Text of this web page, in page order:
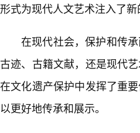
形式为现代人文艺术注入了
在现代社会，保护和传
古迹、古籍文献，还是现代
在文化遗产保护中发挥了重
以更好地传承和展示。